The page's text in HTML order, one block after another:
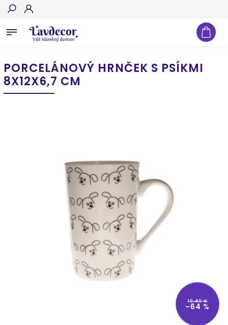
Hľadať
PORCELÁNOVÝ HRNČEK S PSÍKMI
8X12X6,7 CM
19,49 €
–64 %